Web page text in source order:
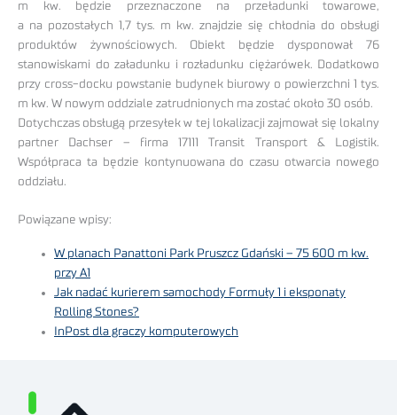
m kw. będzie przeznaczone na przeładunki towarowe,
a na pozostałych 1,7 tys. m kw. znajdzie się chłodnia do obsługi
produktów żywnościowych. Obiekt będzie dysponował 76
stanowiskami do załadunku i rozładunku ciężarówek. Dodatkowo
przy cross-docku powstanie budynek biurowy o powierzchni 1 tys.
m kw. W nowym oddziale zatrudnionych ma zostać około 30 osób.
Dotychczas obsługą przesyłek w tej lokalizacji zajmował się lokalny
partner Dachser – firma 17111 Transit Transport & Logistik.
Współpraca ta będzie kontynuowana do czasu otwarcia nowego
oddziału.
Powiązane wpisy:
W planach Panattoni Park Pruszcz Gdański – 75 600 m kw.
przy A1
Jak nadać kurierem samochody Formuły 1 i eksponaty
Rolling Stones?
InPost dla graczy komputerowych